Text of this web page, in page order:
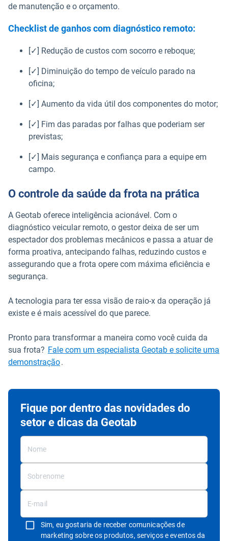
de manutenção e o orçamento.
Checklist de ganhos com diagnóstico remoto:
[✓] Redução de custos com socorro e reboque;
[✓] Diminuição do tempo de veículo parado na
oficina;
[✓] Aumento da vida útil dos componentes do motor;
[✓] Fim das paradas por falhas que poderiam ser
previstas;
[✓] Mais segurança e confiança para a equipe em
campo.
O controle da saúde da frota na prática
A Geotab oferece inteligência acionável. Com o
diagnóstico veicular remoto, o gestor deixa de ser um
espectador dos problemas mecânicos e passa a atuar de
forma proativa, antecipando falhas, reduzindo custos e
assegurando que a frota opere com máxima eficiência e
segurança.
A tecnologia para ter essa visão de raio-x da operação já
existe e é mais acessível do que parece.
Pronto para transformar a maneira como você cuida da
sua frota? Fale com um especialista Geotab e solicite uma
demonstração.
Fique por dentro das novidades do
setor e dicas da Geotab
Sim, eu gostaria de receber comunicações de
marketing sobre os produtos, serviços e eventos da